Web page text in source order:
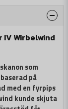
Wirbelwind
som
på
med en fyrpips
kunde skjuta